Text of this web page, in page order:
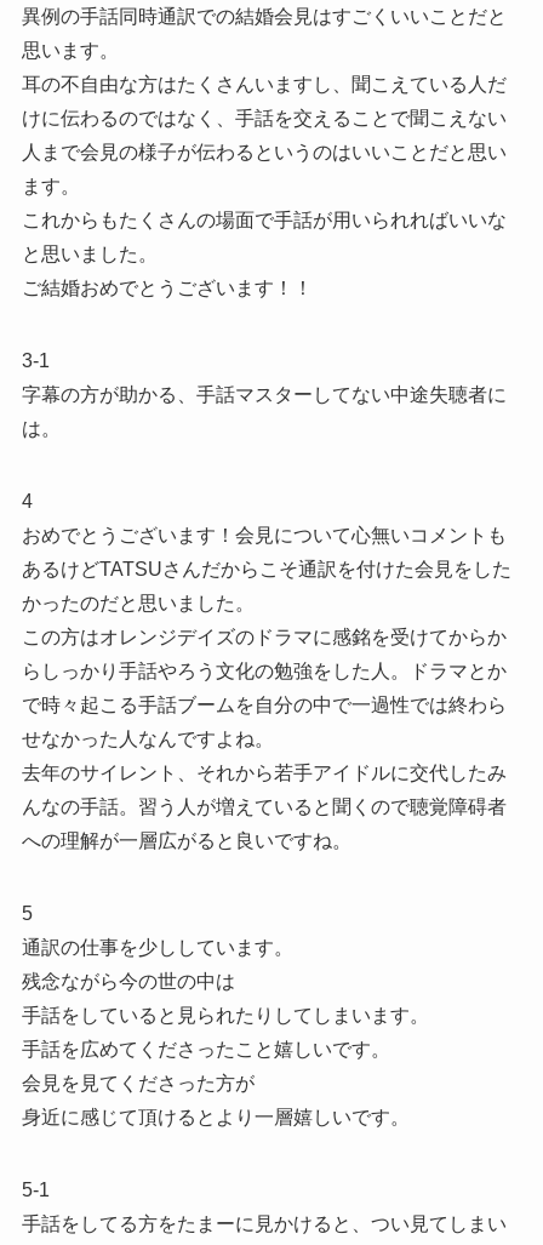
異例の手話同時通訳での結婚会見はすごくいいことだと
思います。
耳の不自由な方はたくさんいますし、聞こえている人だ
けに伝わるのではなく、手話を交えることで聞こえない
人まで会見の様子が伝わるというのはいいことだと思い
ます。
これからもたくさんの場面で手話が用いられればいいな
と思いました。
ご結婚おめでとうございます！！
3-1
字幕の方が助かる、手話マスターしてない中途失聴者に
は。
4
おめでとうございます！会見について心無いコメントも
あるけどTATSUさんだからこそ通訳を付けた会見をした
かったのだと思いました。
この方はオレンジデイズのドラマに感銘を受けてからか
らしっかり手話やろう文化の勉強をした人。ドラマとか
で時々起こる手話ブームを自分の中で一過性では終わら
せなかった人なんですよね。
去年のサイレント、それから若手アイドルに交代したみ
んなの手話。習う人が増えていると聞くので聴覚障碍者
への理解が一層広がると良いですね。
5
通訳の仕事を少ししています。
残念ながら今の世の中は
手話をしていると見られたりしてしまいます。
手話を広めてくださったこと嬉しいです。
会見を見てくださった方が
身近に感じて頂けるとより一層嬉しいです。
5-1
手話をしてる方をたまーに見かけると、つい見てしまい